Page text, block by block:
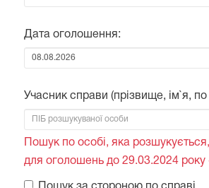
Дата оголошення:
Від:
Учасник справи (прізвище, ім`я, по
Пошук по особі, яка
для оголошень до 29.03.2024